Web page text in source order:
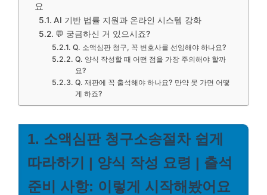
요
AI 기반 법률 지원과 온라인 시스템 강화
💬 궁금하신 거 있으시죠?
Q. 소액심판 청구, 꼭 변호사를 선임해야 하나요?
Q. 양식 작성할 때 어떤 점을 가장 주의해야 할까
요?
Q. 재판에 꼭 출석해야 하나요? 만약 못 가면 어떻
게 하죠?
1. 소액심판 청구소송절차 쉽게
따라하기 | 양식 작성 요령 | 출석
준비 사항: 이렇게 시작해봤어요